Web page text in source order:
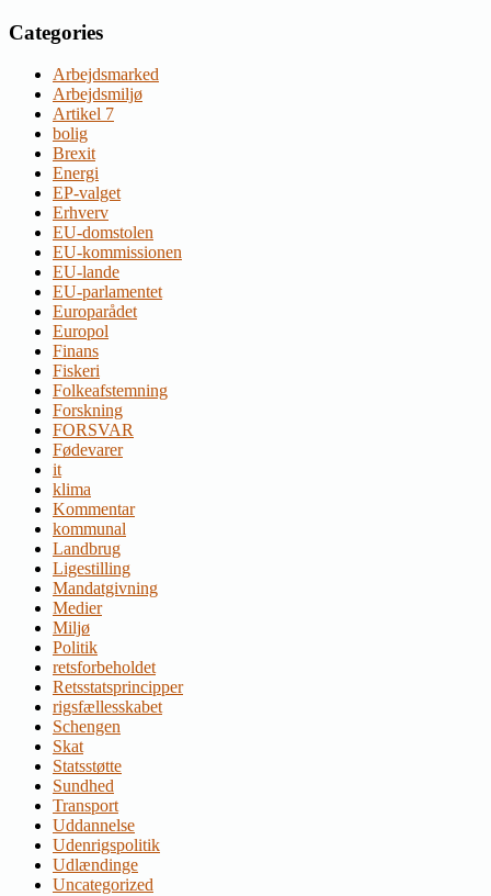
Categories
Arbejdsmarked
Arbejdsmiljø
Artikel 7
bolig
Brexit
Energi
EP-valget
Erhverv
EU-domstolen
EU-kommissionen
EU-lande
EU-parlamentet
Europarådet
Europol
Finans
Fiskeri
Folkeafstemning
Forskning
FORSVAR
Fødevarer
it
klima
Kommentar
kommunal
Landbrug
Ligestilling
Mandatgivning
Medier
Miljø
Politik
retsforbeholdet
Retsstatsprincipper
rigsfællesskabet
Schengen
Skat
Statsstøtte
Sundhed
Transport
Uddannelse
Udenrigspolitik
Udlændinge
Uncategorized